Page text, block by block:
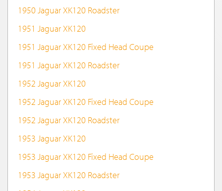
1950 Jaguar XK120 Roadster
1951 Jaguar XK120
1951 Jaguar XK120 Fixed Head Coupe
1951 Jaguar XK120 Roadster
1952 Jaguar XK120
1952 Jaguar XK120 Fixed Head Coupe
1952 Jaguar XK120 Roadster
1953 Jaguar XK120
1953 Jaguar XK120 Fixed Head Coupe
1953 Jaguar XK120 Roadster